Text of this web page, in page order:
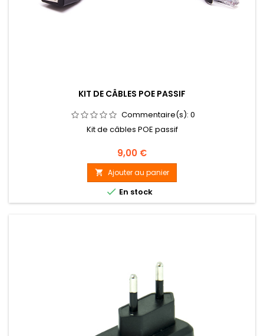
KIT DE CÂBLES POE PASSIF
Commentaire(s): 0
Kit de câbles POE passif
Prix
9,00 €
 Ajouter au panier
 En stock